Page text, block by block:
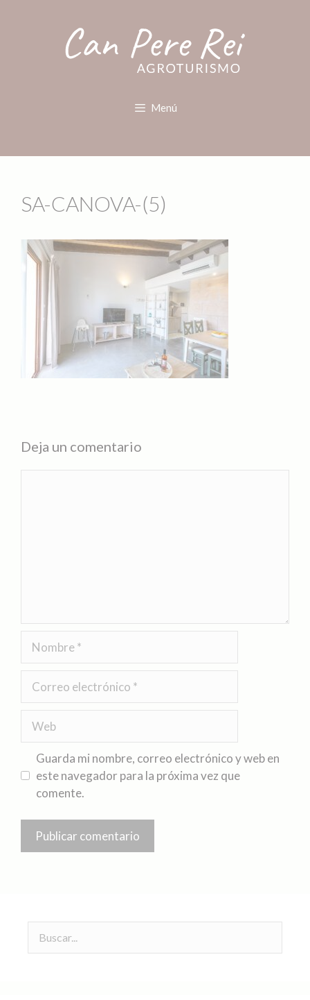
Menú
SA-CANOVA-(5)
Deja un comentario
Guarda mi nombre, correo electrónico y web en
este navegador para la próxima vez que
comente.